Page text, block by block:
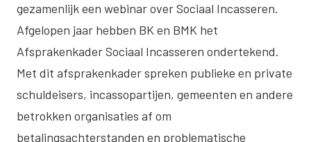
gezamenlijk een webinar over Sociaal Incasseren.
Afgelopen jaar hebben BK en BMK het
Afsprakenkader Sociaal Incasseren ondertekend.
Met dit afsprakenkader spreken publieke en private
schuldeisers, incassopartijen, gemeenten en andere
betrokken organisaties af om
betalingsachterstanden en problematische